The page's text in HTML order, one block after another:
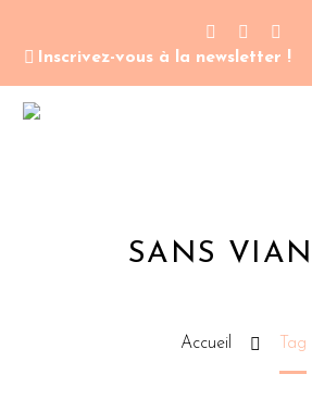
Inscrivez-vous à la newsletter !
SANS
Accueil Tag